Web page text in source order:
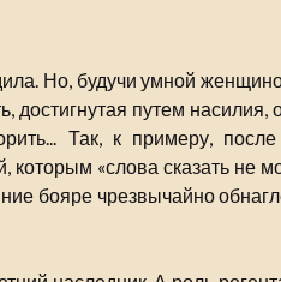
Но, будучи умной
достигнутая путем
Так, к примеру,
которым «слова сказать не
бояре чрезвычайно